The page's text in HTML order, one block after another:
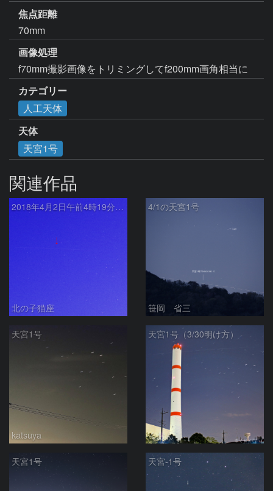
焦点距離
70mm
画像処理
f70mm撮影画像をトリミングしてf200mm画角相当に
カテゴリー
人工天体
天体
天宮1号
関連作品
2018年4月2日午前4時19分 天宮1号上空通過
北の子猫座
4/1の天宮1号
笹岡 省三
天宮1号
katsuya
天宮1号（3/30明け方）
くおん
天宮1号 天宮-1号